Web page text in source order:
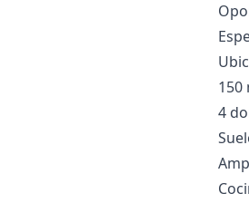
150
4